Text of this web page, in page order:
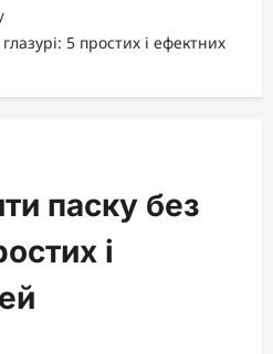
5 простих і ефектних
паску без
і